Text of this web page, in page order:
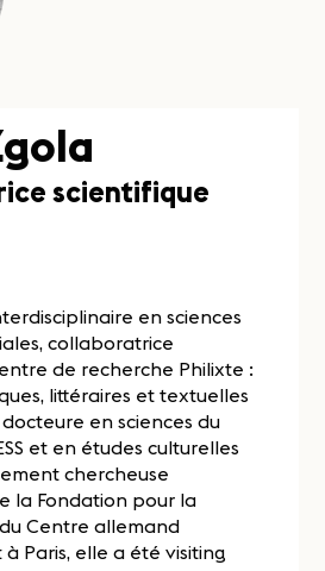
scientifique
en sciences
collaboratrice
de recherche Philixte :
littéraires et textuelles
docteure en sciences du
et en études culturelles
chercheuse
la Fondation pour la
Centre allemand
à Paris, elle a été visiting